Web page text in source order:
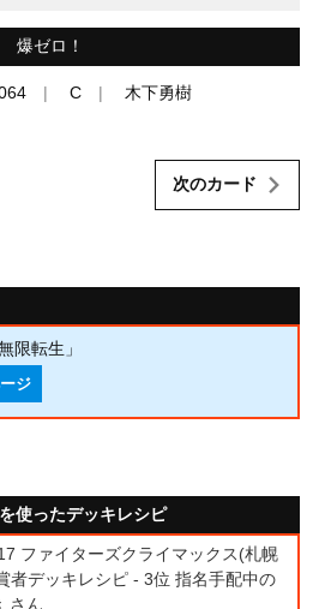
爆ゼロ！
C 木下勇樹
次のカード
限転生」
ジ
使ったデッキレシピ
ファイターズクライマックス(札幌
者デッキレシピ - 3位 指名手配中の
さん